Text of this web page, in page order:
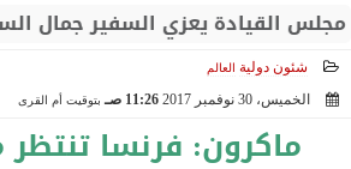
يعزي السفير جمال السلال
شئون دولية العالم
الخميس، 30 نوفمبر 2017 11:26 صـ بتوقيت أم القرى
ماكرون: فرنسا